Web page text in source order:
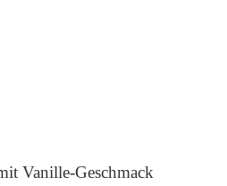
Vanille-Geschmack